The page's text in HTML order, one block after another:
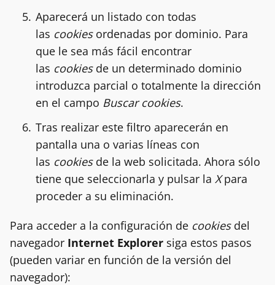
Aparecerá un listado con todas
las cookiesordenadas por dominio. Para
que le sea más fácil encontrar
las cookiesde un determinado dominio
introduzca parcial o totalmente la dirección
en el campo Buscar cookies.
Tras realizar este filtro aparecerán en
pantalla una o varias líneas con
las cookiesde la web solicitada. Ahora sólo
tiene que seleccionarla y pulsar la Xpara
proceder a su eliminación.
Para acceder a la configuración de cookiesdel
navegador Internet Explorer siga estos pasos
(pueden variar en función de la versión del
navegador):